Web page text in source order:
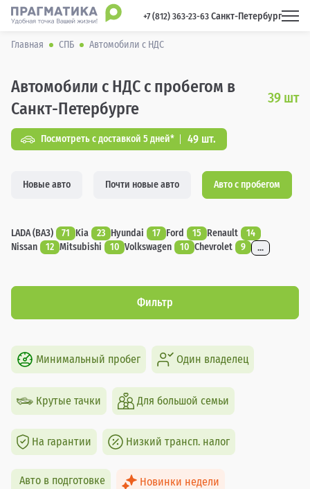
+7 (812) 363-23-63 Санкт-Петербург
Главная СПБ Автомобили с НДС
Автомобили с НДС с пробегом в
Санкт-Петербурге
39 шт
Посмотреть с доставкой 5 дней* 49 шт.
Новые авто Почти новые авто Авто с пробегом
LADA (ВАЗ) 71 Kia 23 Hyundai 17 Ford 15 Renault
14
Nissan
12 Mitsubishi 10 Volkswagen 10 Chevrolet 9 ...
Фильтр
Минимальный пробег Один владелец
Крутые тачки Для большой семьи
На гарантии Низкий трансп. налог
Авто в подготовке Новинки недели